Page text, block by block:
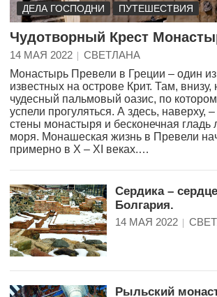
ДЕЛА ГОСПОДНИ ПУТЕШЕСТВИЯ
Чудотворный Крест
14 МАЯ 2022
СВЕТЛАНА
Монастырь Превели в Греции – один
известных на острове Крит. Там, внизу,
чудесный пальмовый оазис, по
успели прогуляться. А здесь, наверху,
стены монастыря и бесконечная гладь
моря. Монашеская жизнь в Превели
примерно в X – XI веках.…
Сердика –
Болгария.
14 МАЯ 2022
Рыльский